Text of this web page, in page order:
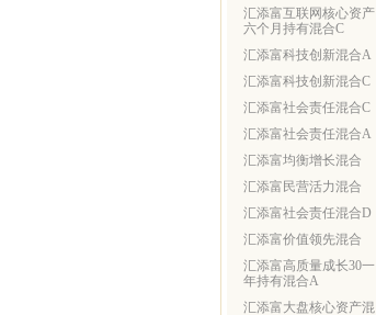
汇添富互联网核心资产
六个月持有混合C
汇添富科技创新混合A
汇添富科技创新混合C
汇添富社会责任混合C
汇添富社会责任混合A
汇添富均衡增长混合
汇添富民营活力混合
汇添富社会责任混合D
汇添富价值领先混合
汇添富高质量成长30一
年持有混合A
汇添富大盘核心资产混